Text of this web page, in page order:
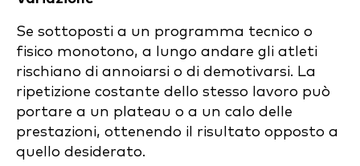
Se sottoposti a un programma tecnico o
fisico monotono, a lungo andare gli atleti
rischiano di annoiarsi o di demotivarsi. La
ripetizione costante dello stesso lavoro può
portare a un plateau o a un calo delle
prestazioni, ottenendo il risultato opposto a
quello desiderato.